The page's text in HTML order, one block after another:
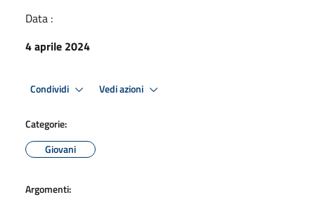
Data :
4 aprile 2024
Condividi Vedi azioni
Categorie:
Giovani
Argomenti: